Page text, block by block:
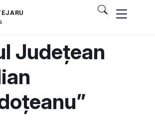
Județean